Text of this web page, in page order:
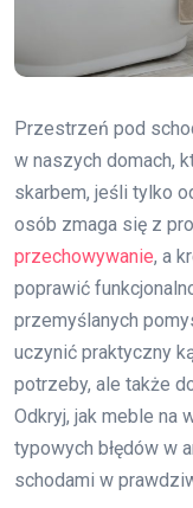
Przestrzeń pod
w naszych domach,
skarbem, jeśli tylko
osób zmaga się z
przechowywanie, a
poprawić
przemyślanych
uczynić praktyczny
potrzeby, ale także
Odkryj, jak meble na
typowych błędów w
schodami w